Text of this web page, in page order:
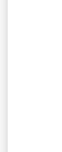
avant
Vous
en
par
●
●